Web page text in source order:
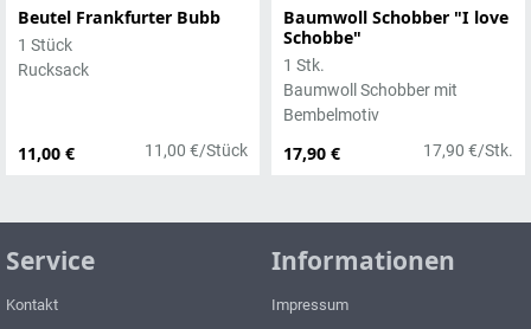
Beutel Frankfurter Bubb
11,00 € 11,00 €/Stück
1 Stück
Rucksack
Baumwoll Schobber "I love
Schobbe"
17,90 € 17,90 €/Stk.
1 Stk.
Baumwoll Schobber mit
Bembelmotiv
Service
Kontakt
Informationen
Impressum